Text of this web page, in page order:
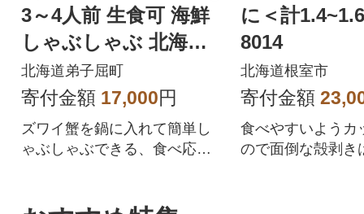
3～4人前 生食可 海鮮
しゃぶしゃぶ 北海道
弟子屈町 3190
北海道弟子屈町
寄付金額 17,000円
ズワイ蟹を鍋に入れて簡単し
ゃぶしゃぶできる、食べ応え
に＜計
8014
北海道根室市
寄付金額
食べやすいようカ
ので面倒な殻剥き